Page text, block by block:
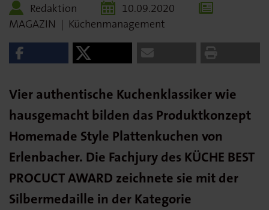
Redaktion
10.09.2020
MAGAZIN | Küchenmanagement
Vier authentische Kuchenklassiker wie
hausgemacht bilden das Produktkonzept
Homemade Style Plattenkuchen von
Erlenbacher. Die Fachjury des KÜCHE BEST
PROCUCT AWARD zeichnete sie mit der
Silbermedaille in der Kategorie